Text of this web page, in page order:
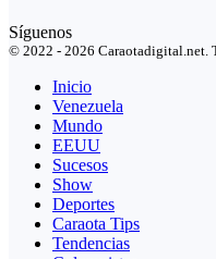
Síguenos
© 2022 - 2026 Caraotadigital.net.
Inicio
Venezuela
Mundo
EEUU
Sucesos
Show
Deportes
Caraota Tips
Tendencias